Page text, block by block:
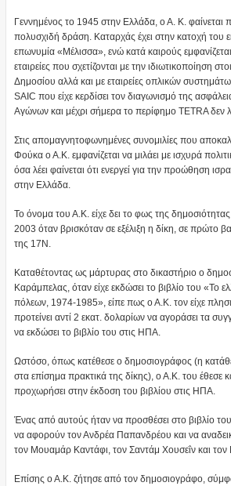
Γεννημένος το 1945 στην Ελλάδα, ο Α. Κ. φαίνεται
πολυσχιδή δράση. Καταρχάς έχει στην κατοχή του
επωνυμία «Μέλισσα», ενώ κατά καιρούς
εταιρείες που σχετίζονται με την ιδιωτικοποίηση
Δημοσίου αλλά και με εταιρείες οπλικών
SAIC που είχε κερδίσει τον διαγωνισμό της
Αγώνων και μέχρι σήμερα το περίφημο TETRA δεν
Στις απομαγνητοφωνημένες συνομιλίες που
Φούκα ο Α.Κ. εμφανίζεται να μιλάει με ισχυρά
όσα λέει φαίνεται ότι ενεργεί για την προώθηση
στην Ελλάδα.
Το όνομα του Α.Κ. είχε δει το φως της δημοσιότητας
2003 όταν βρισκόταν σε εξέλιξη η δίκη, σε πρώτο
της 17Ν.
Καταθέτοντας ως μάρτυρας στο δικαστήριο ο
Καράμπελας, όταν είχε εκδώσει το βιβλίο του «Το
πόλεων, 1974-1985», είπε πως ο Α.Κ. τον είχε
προτείνει αντί 2 εκατ. δολαρίων να αγοράσει τα
να εκδώσει το βιβλίο του στις ΗΠΑ.
Ωστόσο, όπως κατέθεσε ο δημοσιογράφος (η
στα επίσημα πρακτικά της δίκης), ο Α.Κ. του έθεσε
προχωρήσει στην έκδοση του βιβλίου στις ΗΠΑ.
Ένας από αυτούς ήταν να προσθέσει στο βιβλίο
να αφορούν τον Ανδρέα Παπανδρέου και να
τον Μουαμάρ Καντάφι, τον Σαντάμ Χουσεΐν και τον
Επίσης ο Α.Κ. ζήτησε από τον δημοσιογράφο,